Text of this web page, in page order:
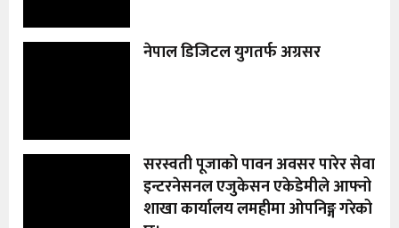
नेपाल डिजिटल युगतर्फ अग्रसर
सरस्वती पूजाको पावन अवसर पारेर सेवा
इन्टरनेसनल एजुकेसन एकेडेमीले आफ्नो
शाखा कार्यालय लमहीमा ओपनिङ्ग गरेको